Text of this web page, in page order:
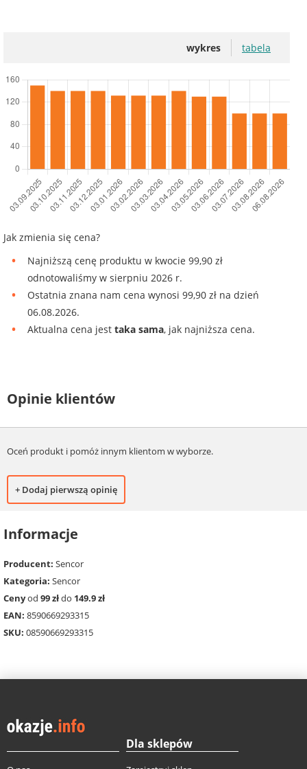
wykres tabela
Jak zmienia się cena?
Najniższą cenę produktu w kwocie 99,90 zł
odnotowaliśmy w sierpniu 2026 r.
Ostatnia znana nam cena wynosi 99,90 zł na dzień
06.08.2026.
Aktualna cena jest taka sama, jak najniższa cena.
Opinie klientów
Oceń produkt i pomóż innym klientom w wyborze.
+ Dodaj pierwszą opinię
Informacje
Producent: Sencor
Kategoria: Sencor
Cenyod 99 złdo 149.9 zł
EAN: 8590669293315
SKU: 08590669293315
Dla sklepów